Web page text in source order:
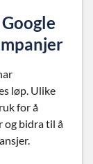
løp. Ulike
for å
bidra til å